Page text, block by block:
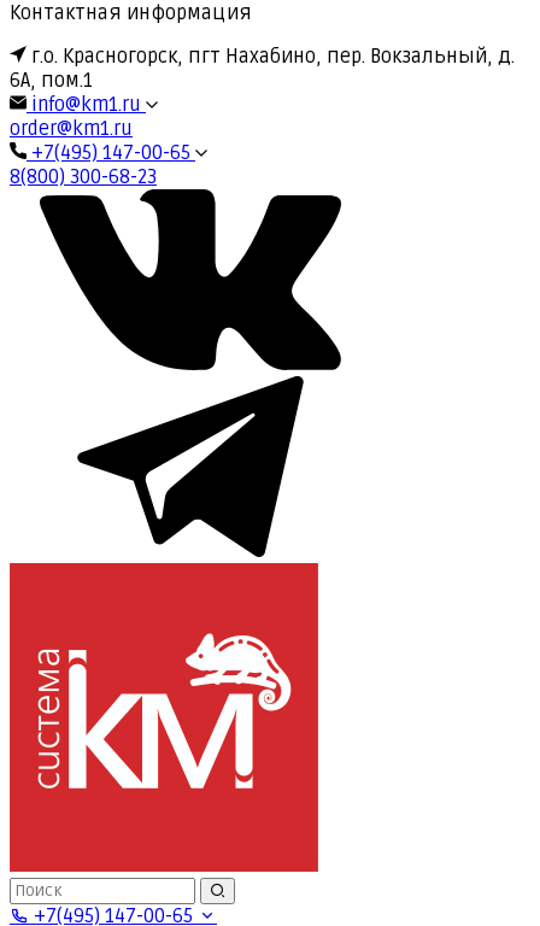
Контактная информация
г.о. Красногорск, пгт Нахабино, пер. Вокзальный, д.
6А, пом.1
info@km1.ru
order@km1.ru
+7(495) 147-00-65
8(800) 300-68-23
+7(495) 147-00-65